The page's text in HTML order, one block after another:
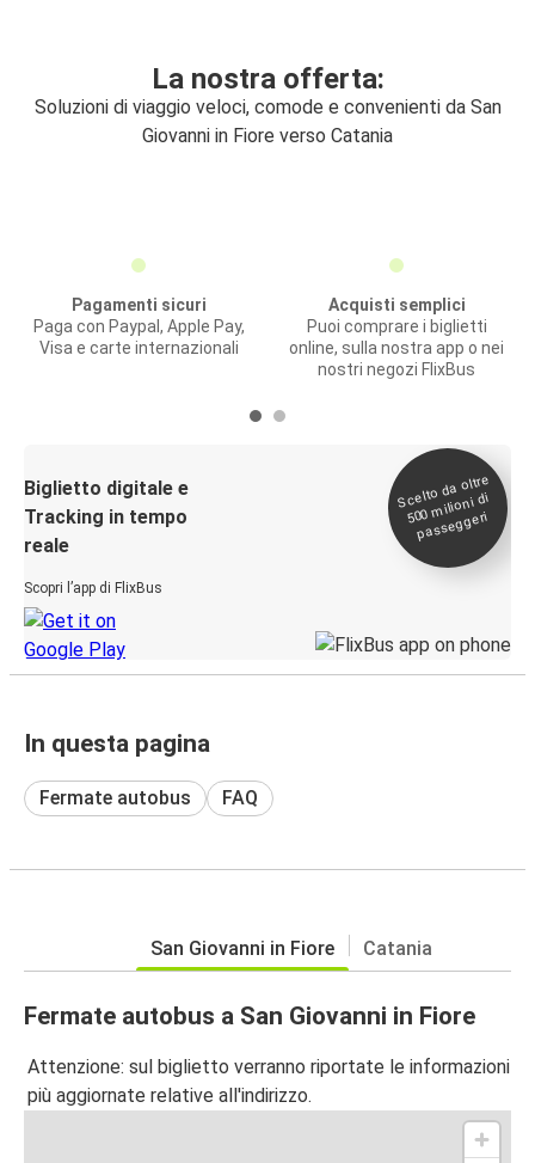
La nostra offerta:
Soluzioni di viaggio veloci, comode e convenienti da San
Giovanni in Fiore verso Catania
Pagamenti sicuri
Paga con Paypal, Apple Pay,
Visa e carte internazionali
Acquisti semplici
Puoi comprare i biglietti
online, sulla nostra app o nei
nostri negozi FlixBus
Biglietto digitale e
Tracking in tempo
reale
Scopri l’app di FlixBus
Scelto da oltre
500
milioni di
passeggeri
In questa pagina
Fermate autobus FAQ
San Giovanni in Fiore Catania
Fermate autobus a San Giovanni in Fiore
Attenzione: sul biglietto verranno riportate le informazioni
più aggiornate relative all'indirizzo.